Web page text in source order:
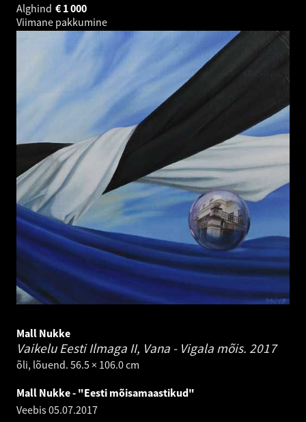
Alghind
1 000
€
Viimane pakkumine
Mall Nukke
Vaikelu Eesti Ilmaga II, Vana - Vigala mõis. 2017
õli, lõuend. 56.5 × 106.0 cm
Mall Nukke - "Eesti mõisamaastikud"
Veebis05.07.2017